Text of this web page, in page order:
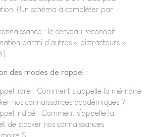
(Un schéma à compléter par
: le cerveau reconnait
parmi d’autres « distracteurs »
des modes de rappel :
libre : Comment s’appelle la mémoire
nos connaissances académiques ?
indicé : Comment s’appelle la
de stocker nos connaissances